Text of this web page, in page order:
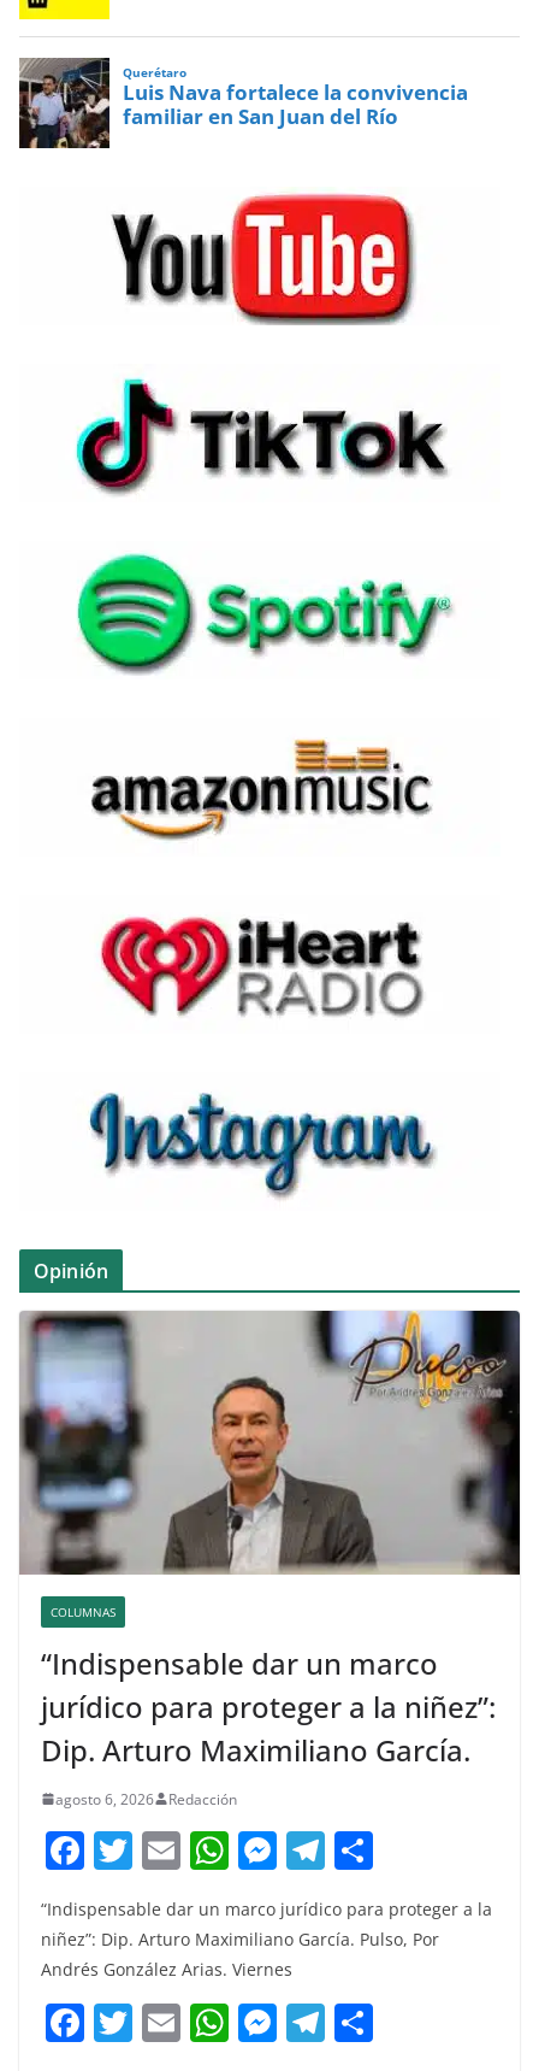
Opinión
COLUMNAS
“Indispensable dar un marco
jurídico para proteger a la niñez”:
Dip. Arturo Maximiliano García.
agosto 6, 2026 Redacción
F
c
e
b
o
T
w
itt
er
E
ai
l
W
at
s
A
p
M
e
ss
e
n
g
T
e
a
m
m
“Indispensable dar un marco jurídico para proteger a la
niñez”: Dip. Arturo Maximiliano García. Pulso, Por
Andrés González Arias. Viernes
F T E W M T